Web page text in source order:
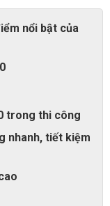
nổi bật của
trong thi công
nhanh, tiết kiệm